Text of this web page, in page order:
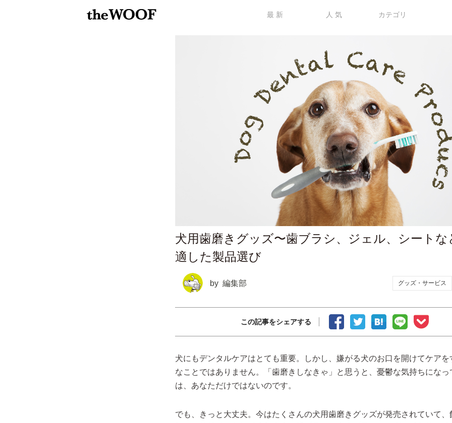
最 新 人 気 カテゴリ
犬用歯磨きグッズ〜歯ブラシ、ジェル、シートな
適した製品選び
by 編集部 グッズ・サービス
この記事をシェアする
犬にもデンタルケアはとても重要。しかし、嫌がる犬のお口を開けてケアを
なことではありません。「歯磨きしなきゃ」と思うと、憂鬱な気持ちになっ
は、あなただけではないのです。
でも、きっと大丈夫。今はたくさんの犬用歯磨きグッズが発売されていて、